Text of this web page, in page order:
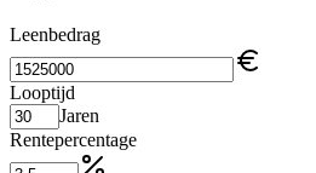
Leenbedrag
Looptijd
Jaren
Rentepercentage